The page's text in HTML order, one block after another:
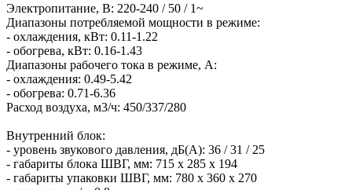
Электропитание, В: 220-240 / 50 / 1~
Диапазоны потребляемой мощности в режиме:
- охлаждения, кВт: 0.11-1.22
- обогрева, кВт: 0.16-1.43
Диапазоны рабочего тока в режиме, А:
- охлаждения: 0.49-5.42
- обогрева: 0.71-6.36
Расход воздуха, м3/ч: 450/337/280
Внутренний блок:
- уровень звукового давления, дБ(А): 36 / 31 / 25
- габариты блока ШВГ, мм: 715 х 285 х 194
- габариты упаковки ШВГ, мм: 780 х 360 х 270